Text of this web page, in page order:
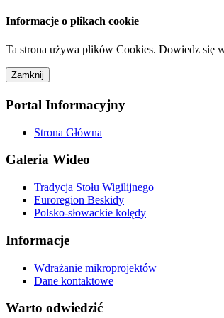
Informacje o plikach cookie
Ta strona używa plików Cookies. Dowiedz się
Portal Informacyjny
Strona Główna
Galeria Wideo
Tradycja Stołu Wigilijnego
Euroregion Beskidy
Polsko-słowackie kolędy
Informacje
Wdrażanie mikroprojektów
Dane kontaktowe
Warto odwiedzić